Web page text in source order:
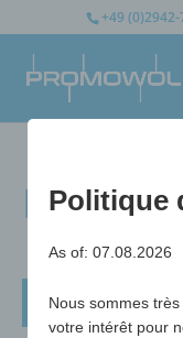
+49
Porte-
Porte-clés 2
Politique
As of: 07.08.2026
Nous sommes
votre intérêt pour